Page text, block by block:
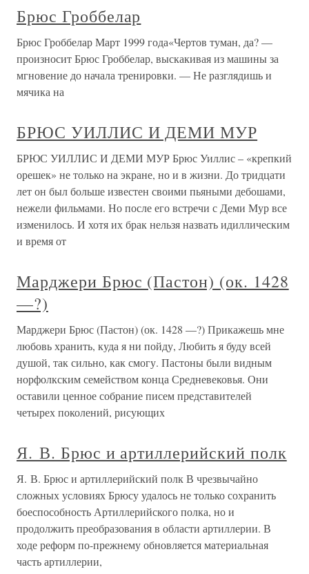
Брюс Гроббелар
Брюс Гроббелар Март 1999 года«Чертов туман, да? —
произносит Брюс Гроббелар, выскакивая из машины за
мгновение до начала тренировки. — Не разглядишь и
мячика на
БРЮС УИЛЛИС И ДЕМИ МУР
БРЮС УИЛЛИС И ДЕМИ МУР Брюс Уиллис – «крепкий
орешек» не только на экране, но и в жизни. До тридцати
лет он был больше известен своими пьяными дебошами,
нежели фильмами. Но после его встречи с Деми Мур все
изменилось. И хотя их брак нельзя назвать идиллическим
и время от
Марджери Брюс (Пастон) (ок. 1428
—?)
Марджери Брюс (Пастон) (ок. 1428 —?) Прикажешь мне
любовь хранить, куда я ни пойду, Любить я буду всей
душой, так сильно, как смогу. Пастоны были видным
норфолкским семейством конца Средневековья. Они
оставили ценное собрание писем представителей
четырех поколений, рисующих
Я. В. Брюс и артиллерийский полк
Я. В. Брюс и артиллерийский полк В чрезвычайно
сложных условиях Брюсу удалось не только сохранить
боеспособность Артиллерийского полка, но и
продолжить преобразования в области артиллерии. В
ходе реформ по-прежнему обновляется материальная
часть артиллерии,